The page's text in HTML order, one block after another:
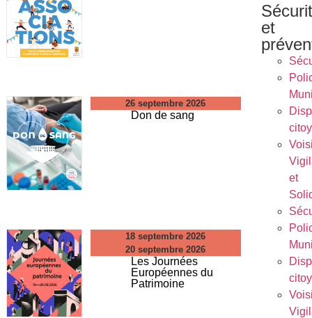
et
et
26 septembre 2026
Don de sang
18 septembre 2026
20 septembre 2026
Les Journées
Européennes du
Patrimoine